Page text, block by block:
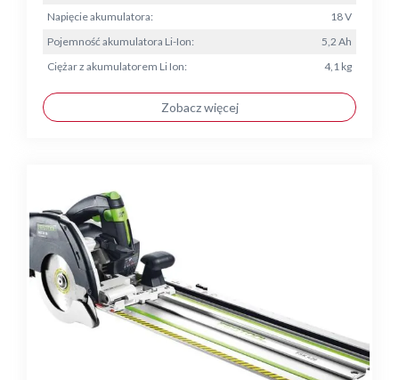
Napięcie akumulatora:
18 V
Pojemność akumulatora Li-Ion:
5,2 Ah
Ciężar z akumulatorem Li Ion:
4,1 kg
Zobacz więcej